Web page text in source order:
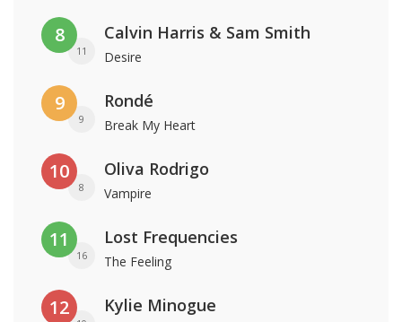
8
11
Calvin Harris & Sam Smith
Desire
9
9
Rondé
Break My Heart
10
8
Oliva Rodrigo
Vampire
11
16
Lost Frequencies
The Feeling
12 Kylie Minogue